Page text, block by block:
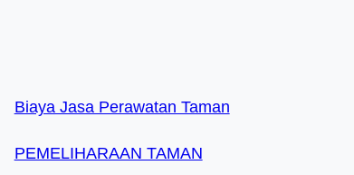
Biaya Jasa Perawatan Taman
PEMELIHARAAN TAMAN